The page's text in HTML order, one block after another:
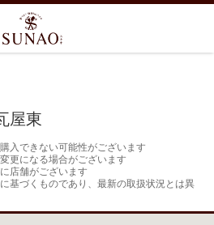
屋東
入できない可能性がございます
更になる場合がございます
店舗がございます
基づくものであり、最新の取扱状況とは異